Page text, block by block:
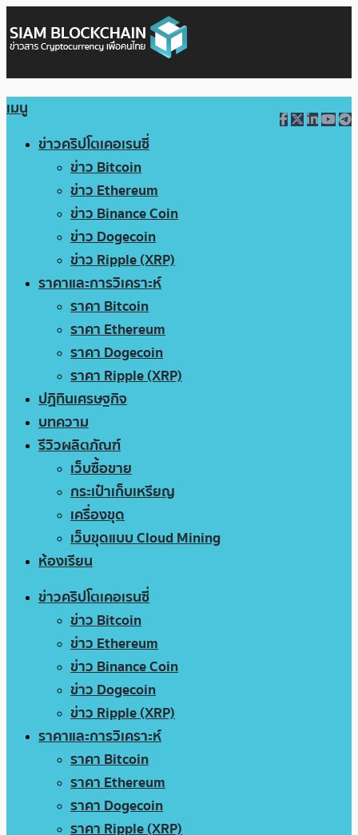
เมนู
ข่าวคริปโตเคอเรนซี่
ข่าว Bitcoin
ข่าว Ethereum
ข่าว Binance Coin
ข่าว Dogecoin
ข่าว Ripple (XRP)
ราคาและการวิเคราะห์
ราคา Bitcoin
ราคา Ethereum
ราคา Dogecoin
ราคา Ripple (XRP)
ปฏิทินเศรษฐกิจ
บทความ
รีวิวผลิตภัณฑ์
เว็บซื้อขาย
กระเป๋าเก็บเหรียญ
เครื่องขุด
เว็บขุดแบบ Cloud Mining
ห้องเรียน
ข่าวคริปโตเคอเรนซี่
ข่าว Bitcoin
ข่าว Ethereum
ข่าว Binance Coin
ข่าว Dogecoin
ข่าว Ripple (XRP)
ราคาและการวิเคราะห์
ราคา Bitcoin
ราคา Ethereum
ราคา Dogecoin
ราคา Ripple (XRP)